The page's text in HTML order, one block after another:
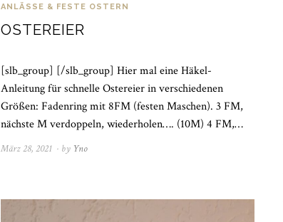
ANLÄSSE & FESTE OSTERN
OSTEREIER
[slb_group] [/slb_group] Hier mal eine Häkel-
Anleitung für schnelle Ostereier in verschiedenen
Größen: Fadenring mit 8FM (festen Maschen). 3 FM,
nächste M verdoppeln, wiederholen…. (10M) 4 FM,…
März 28, 2021 April
by Yno